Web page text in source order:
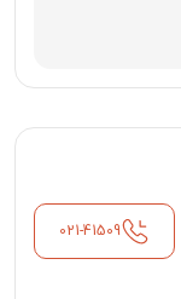
021-41509